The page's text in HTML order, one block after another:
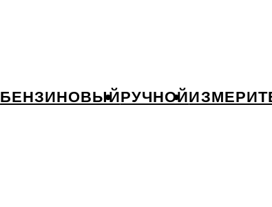
БЕНЗИНОВЫЙРУЧНОЙ